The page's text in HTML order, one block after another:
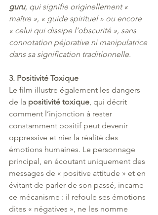
guru, qui signifie originellement «
maître », « guide spirituel » ou encore
« celui qui dissipe l’obscurité », sans
connotation péjorative ni manipulatrice
dans sa signification traditionnelle.
3. Positivité Toxique
Le film illustre également les dangers
de la positivité toxique , qui décrit
comment l’injonction à rester
constamment positif peut devenir
oppressive et nier la réalité des
émotions humaines. Le personnage
principal, en écoutant uniquement des
messages de « positive attitude » et en
évitant de parler de son passé, incarne
ce mécanisme : il refoule ses émotions
dites « négatives », ne les nomme